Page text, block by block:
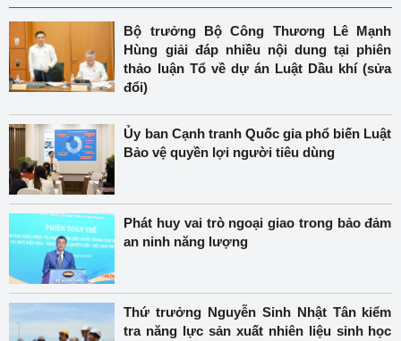
Bộ trưởng Bộ Công Thương Lê Mạnh
Hùng giải đáp nhiều nội dung tại phiên
thảo luận Tổ về dự án Luật Dầu khí (sửa
đổi)
Ủy ban Cạnh tranh Quốc gia phổ biến Luật
Bảo vệ quyền lợi người tiêu dùng
Phát huy vai trò ngoại giao trong bảo đảm
an ninh năng lượng
Thứ trưởng Nguyễn Sinh Nhật Tân kiểm
tra năng lực sản xuất nhiên liệu sinh học